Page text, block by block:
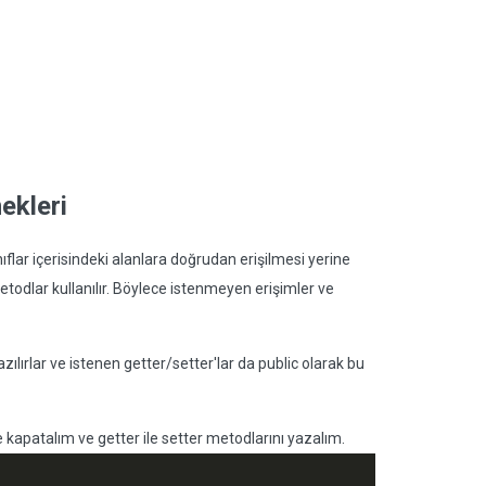
içerisindeki alanlara doğrudan erişilmesi yerine
kullanılır. Böylece istenmeyen erişimler ve
ve istenen getter/setter'lar da public olarak bu
ve getter ile setter metodlarını yazalım.